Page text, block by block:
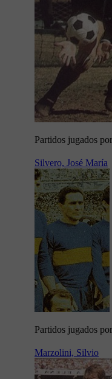
Partidos jugados
Silvero, José María
Partidos jugados
Marzolini, Silvio